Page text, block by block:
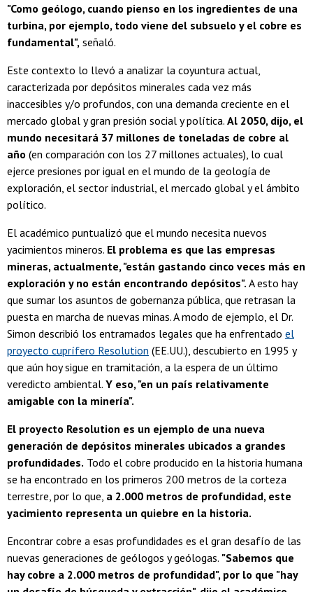
"Como geólogo, cuando pienso en los ingredientes de una
turbina, por ejemplo, todo viene del subsuelo y el cobre es
fundamental", señaló.
Este contexto lo llevó a analizar la coyuntura actual,
caracterizada por depósitos minerales cada vez más
inaccesibles y/o profundos, con una demanda creciente en el
mercado global y gran presión social y política. Al 2050, dijo, el
mundo necesitará 37 millones de toneladas de cobre al
año (en comparación con los 27 millones actuales), lo cual
ejerce presiones por igual en el mundo de la geología de
exploración, el sector industrial, el mercado global y el ámbito
político.
El académico puntualizó que el mundo necesita nuevos
yacimientos mineros. El problema es que las empresas
mineras, actualmente, "están gastando cinco veces más en
exploración y no están encontrando depósitos". A esto hay
que sumar los asuntos de gobernanza pública, que retrasan la
puesta en marcha de nuevas minas. A modo de ejemplo, el Dr.
Simon describió los entramados legales que ha enfrentado el
proyecto cuprífero Resolution (EE.UU.), descubierto en 1995 y
que aún hoy sigue en tramitación, a la espera de un último
veredicto ambiental. Y eso, "en un país relativamente
amigable con la minería".
El proyecto Resolution es un ejemplo de una nueva
generación de depósitos minerales ubicados a grandes
profundidades. Todo el cobre producido en la historia humana
se ha encontrado en los primeros 200 metros de la corteza
terrestre, por lo que, a 2.000 metros de profundidad, este
yacimiento representa un quiebre en la historia.
Encontrar cobre a esas profundidades es el gran desafío de las
nuevas generaciones de geólogos y geólogas. "Sabemos que
hay cobre a 2.000 metros de profundidad", por lo que "hay